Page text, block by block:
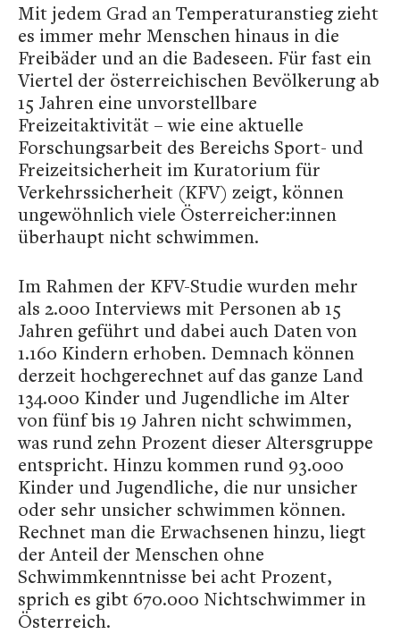
Mit jedem Grad an Temperaturanstieg zieht
es immer mehr Menschen hinaus in die
Freibäder und an die Badeseen. Für fast ein
Viertel der österreichischen Bevölkerung ab
15 Jahren eine unvorstellbare
Freizeitaktivität – wie eine aktuelle
Forschungsarbeit des Bereichs Sport- und
Freizeitsicherheit im Kuratorium für
Verkehrssicherheit (KFV) zeigt, können
ungewöhnlich viele Österreicher:innen
überhaupt nicht schwimmen.
Im Rahmen der KFV-Studie wurden mehr
als 2.000 Interviews mit Personen ab 15
Jahren geführt und dabei auch Daten von
1.160 Kindern erhoben. Demnach können
derzeit hochgerechnet auf das ganze Land
134.000 Kinder und Jugendliche im Alter
von fünf bis 19 Jahren nicht schwimmen,
was rund zehn Prozent dieser Altersgruppe
entspricht. Hinzu kommen rund 93.000
Kinder und Jugendliche, die nur unsicher
oder sehr unsicher schwimmen können.
Rechnet man die Erwachsenen hinzu, liegt
der Anteil der Menschen ohne
Schwimmkenntnisse bei acht Prozent,
sprich es gibt 670.000 Nichtschwimmer in
Österreich.